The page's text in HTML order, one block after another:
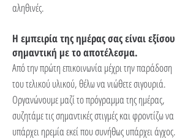
αληθινές.
Η εμπειρία της ημέρας σας είναι εξίσου
σημαντική με το αποτέλεσμα.
Από την πρώτη επικοινωνία μέχρι την παράδοση
του τελικού υλικού, θέλω να νιώθετε σιγουριά.
Οργανώνουμε μαζί το πρόγραμμα της ημέρας,
συζητάμε τις σημαντικές στιγμές και φροντίζω να
υπάρχει ηρεμία εκεί που συνήθως υπάρχει άγχος.